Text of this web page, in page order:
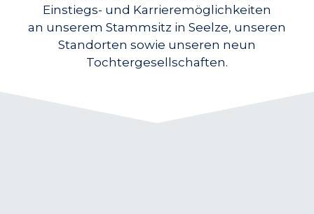
Einstiegs- und Karrieremöglichkeiten
an unserem Stammsitz in Seelze, unseren
Standorten sowie unseren neun
Tochtergesellschaften.